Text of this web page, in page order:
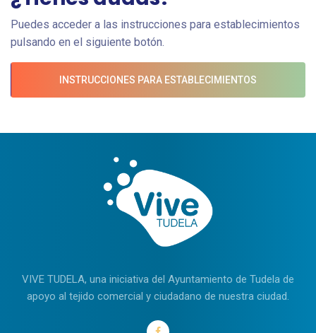
Puedes acceder a las instrucciones para establecimientos
pulsando en el siguiente botón.
INSTRUCCIONES PARA ESTABLECIMIENTOS
VIVE TUDELA, una iniciativa del Ayuntamiento de Tudela de
apoyo al tejido comercial y ciudadano de nuestra ciudad.